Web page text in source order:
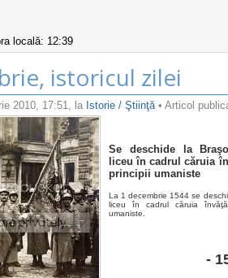
locală: 12:39
istoricul zilei
2010, 17:51, la Istorie / Ştiinţă • Articol
Se deschide la
liceu în cadrul căruia
principii umaniste
La 1 decembrie 1544 se
liceu în cadrul căruia
umaniste.
-